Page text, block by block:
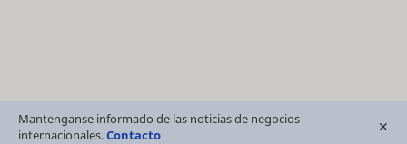
Mantenganse informado de las noticias de negocios
internacionales.Contacto